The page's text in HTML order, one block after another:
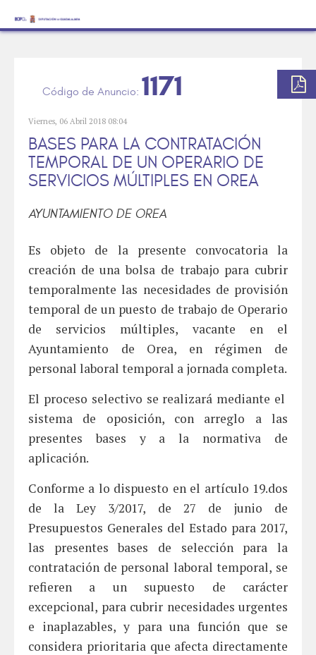
Viernes, 06 Abril 2018 08:04
BASES PARA LA CONTRATACIÓN
TEMPORAL DE UN OPERARIO DE
SERVICIOS MÚLTIPLES EN OREA
AYUNTAMIENTO DE OREA
1171
Es objeto de la presente convocatoria la
creación de una bolsa de trabajo para cubrir
temporalmente las necesidades de provisión
temporal de un puesto de trabajo de Operario
de servicios múltiples, vacante en el
Ayuntamiento de Orea, en régimen de
personal laboral temporal a jornada completa.
El proceso selectivo se realizará mediante el
sistema de oposición, con arreglo a las
presentes bases y a la normativa de
aplicación.
Conforme a lo dispuesto en el artículo 19.dos
de la Ley 3/2017, de 27 de junio de
Presupuestos Generales del Estado para 2017,
las presentes bases de selección para la
contratación de personal laboral temporal, se
refieren a un supuesto de carácter
excepcional, para cubrir necesidades urgentes
e inaplazables, y para una función que se
considera prioritaria que afecta directamente